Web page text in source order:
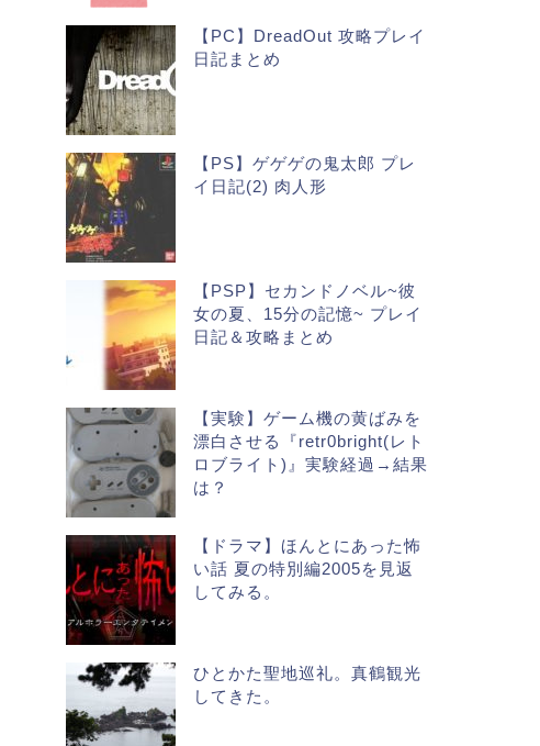
【PC】DreadOut 攻略プレイ
日記まとめ
【PS】ゲゲゲの鬼太郎 プレ
イ日記(2) 肉人形
【PSP】セカンドノベル~彼
女の夏、15分の記憶~ プレイ
日記＆攻略まとめ
【実験】ゲーム機の黄ばみを
漂白させる『retr0bright(レト
ロブライト)』実験経過→結果
は？
【ドラマ】ほんとにあった怖
い話 夏の特別編2005を見返
してみる。
ひとかた聖地巡礼。真鶴観光
してきた。